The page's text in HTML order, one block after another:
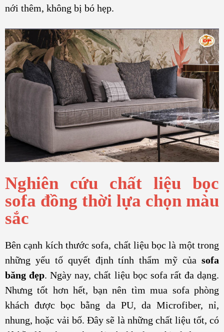
nới thêm, không bị bó hẹp.
Nghiên cứu chất liệu bọc
sofa đồng thời lựa chọn màu
sắc
Bên cạnh kích thước sofa, chất liệu bọc là một trong
những yếu tố quyết định tính thẩm mỹ của sofa
băng đẹp. Ngày nay, chất liệu bọc sofa rất đa dạng.
Nhưng tốt hơn hết, bạn nên tìm mua sofa phòng
khách được bọc bằng da PU, da Microfiber, nỉ,
nhung, hoặc vải bố. Đây sẽ là những chất liệu tốt, có